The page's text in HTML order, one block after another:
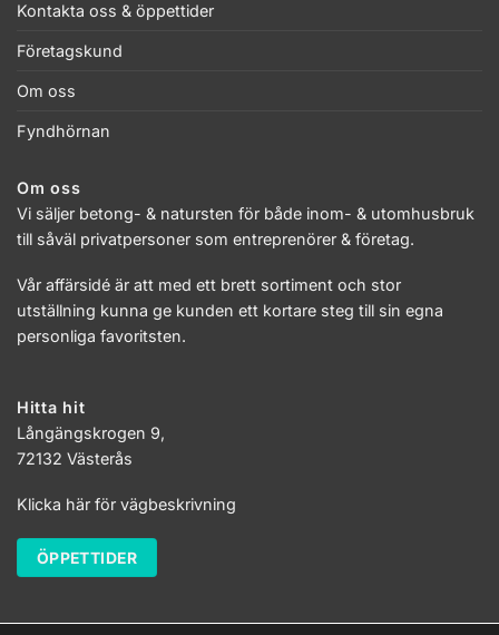
Kontakta oss & öppettider
Företagskund
Om oss
Fyndhörnan
Om oss
Vi säljer betong- & natursten för både inom- & utomhusbruk
till såväl privatpersoner som entreprenörer & företag.
Vår affärsidé är att med ett brett sortiment och stor
utställning kunna ge kunden ett kortare steg till sin egna
personliga favoritsten.
Hitta hit
Långängskrogen 9,
72132 Västerås
Klicka här för vägbeskrivning
ÖPPETTIDER